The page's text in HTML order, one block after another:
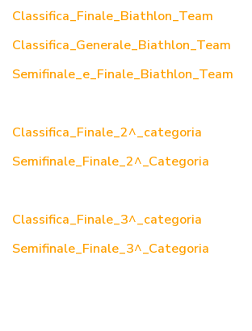
Classifica_Finale_Biathlon_Team
Classifica_Generale_Biathlon_Team
Semifinale_e_Finale_Biathlon_Team
Classifica_Finale_2^_categoria
Semifinale_Finale_2^_Categoria
Classifica_Finale_3^_categoria
Semifinale_Finale_3^_Categoria